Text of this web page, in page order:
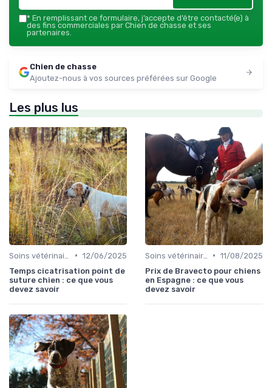
* En remplissant ce formulaire, j’accepte d’être contacté(e) à
des fins commerciales par Chien de chasse et ses
partenaires.
Chien de chasse
Ajoutez-nous à vos sources préférées sur Google
Les plus lus
• 12/06/2025
Temps cicatrisation point de
suture chien : ce que vous
devez savoir
• 11/08/2025
Prix de Bravecto pour chiens
en Espagne : ce que vous
devez savoir